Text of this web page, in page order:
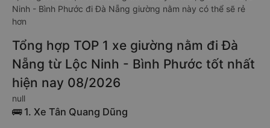
Ninh - Bình Phước đi Đà Nẵng giường nằm này có thể sẽ rẻ
hơn
Tổng hợp TOP 1 xe giường nằm đi Đà
Nẵng từ Lộc Ninh - Bình Phước tốt nhất
hiện nay 08/2026
null
🚌 1. Xe Tân Quang Dũng